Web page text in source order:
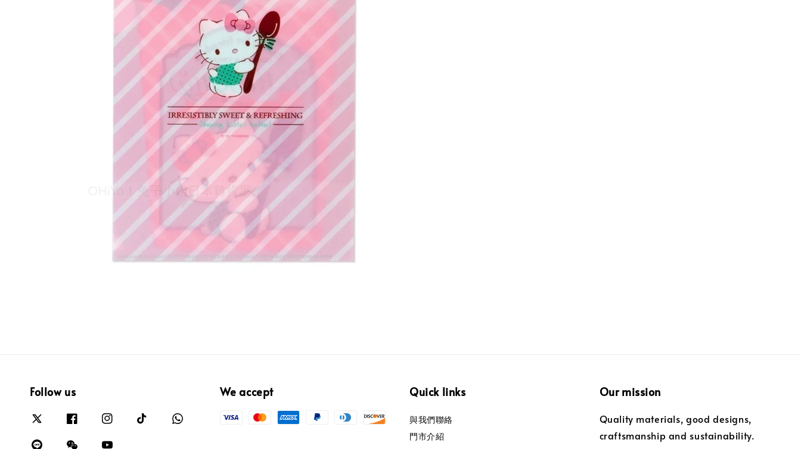
Follow us We accept Quick links
與我們聯絡
門市介紹
Our mission
Quality materials, good designs,
craftsmanship and sustainability.